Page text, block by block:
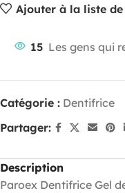
Ajouter à la liste
15 Les gens qui
Catégorie : Dentifrice
Partager:
Description
Paroex Dentifrice Gel